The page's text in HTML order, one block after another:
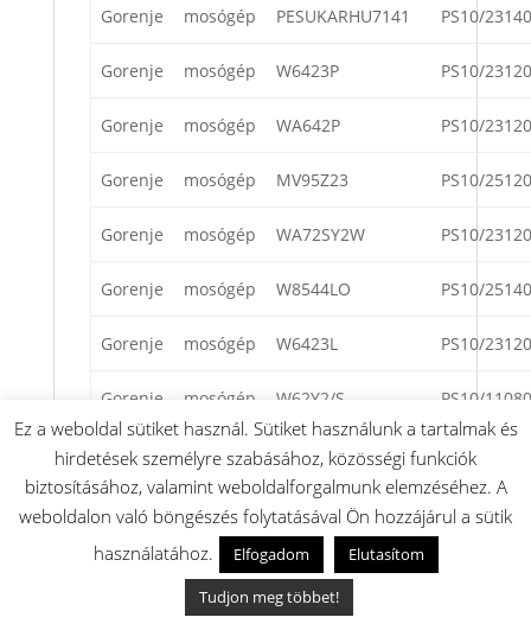
Gorenje mosógép PESUKARHU7141 PS10/23140
Gorenje mosógép W6423P PS10/23120
Gorenje mosógép WA642P PS10/23120
Gorenje mosógép MV95Z23 PS10/25120
Gorenje mosógép WA72SY2W PS10/23120
Gorenje mosógép W8544LO PS10/25140
Gorenje mosógép W6423L PS10/23120
Gorenje mosógép W62Y2/S PS10/11080
Gorenje mosógép W7623L PS10/33120
Gorenje mosógép EW8665KW PS10/35164
Gorenje mosógép W6423
mosógép WSE643
Ez a weboldal sütiket használ. Sütiket használunk a tartalmak és
hirdetések személyre szabásához, közösségi funkciók
biztosításához, valamint weboldalforgalmunk elemzéséhez. A
weboldalon való böngészés folytatásával Ön hozzájárul a sütik
használatához.
Elfogadom
Elutasítom
Tudjon meg többet!